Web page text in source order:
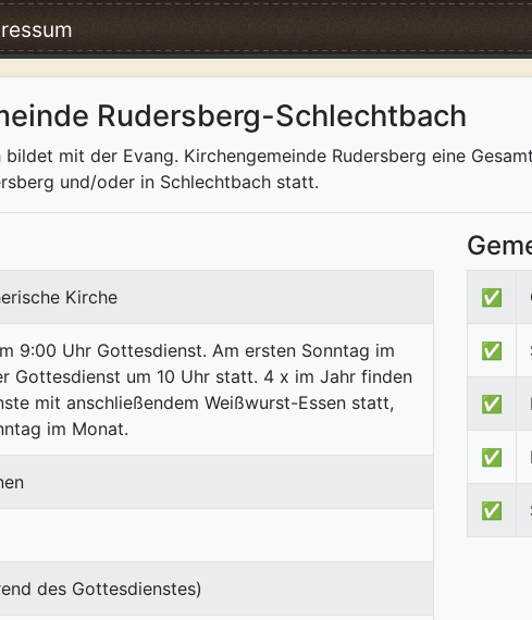
Rudersberg-Schlechtbach
mit der Evang. Kirchengemeinde Rudersberg eine
und/oder in Schlechtbach statt.
Kirche
9:00 Uhr Gottesdienst. Am ersten Sonntag im
Gottesdienst um 10 Uhr statt. 4 x im Jahr finden
mit anschließendem Weißwurst-Essen statt,
im Monat.
des Gottesdienstes)
✅
✅
✅
✅
✅